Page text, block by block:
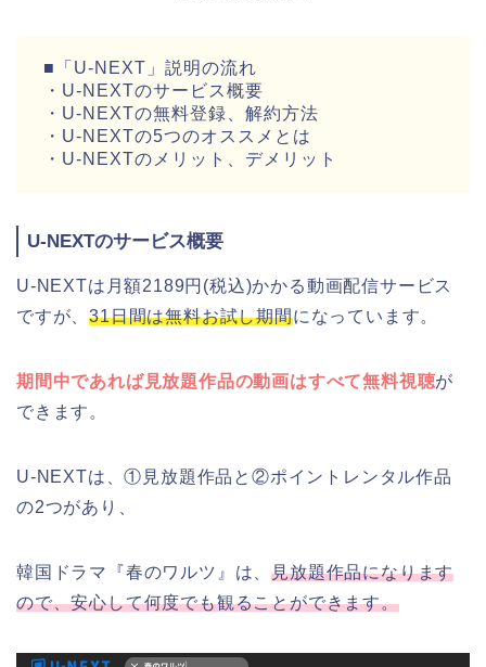
■「U-NEXT」説明の流れ
・U-NEXTのサービス概要
・U-NEXTの無料登録、解約方法
・U-NEXTの5つのオススメとは
・U-NEXTのメリット、デメリット
U-NEXTのサービス概要
U-NEXTは月額2189円(税込)かかる動画配信サービス
ですが、31日間は無料お試し期間になっています。
期間中であれば見放題作品の動画はすべて無料視聴が
できます。
U-NEXTは、①見放題作品と②ポイントレンタル作品
の2つがあり、
韓国ドラマ『春のワルツ』は、見放題作品になります
ので、安心して何度でも観ることができます。